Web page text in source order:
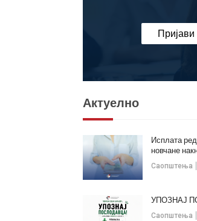
Пријави
Актуелно
Саопштења
Исплата
новчане
Саопштења
УПОЗНАЈ